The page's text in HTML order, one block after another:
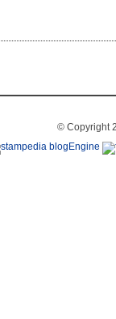
© Copyright